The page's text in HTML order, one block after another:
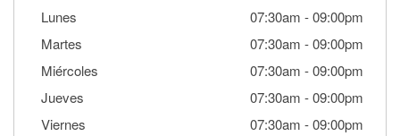
Lunes
07:30am -09:00pm
Martes
07:30am -09:00pm
Miércoles
07:30am -09:00pm
Jueves
07:30am -09:00pm
Viernes
07:30am -09:00pm